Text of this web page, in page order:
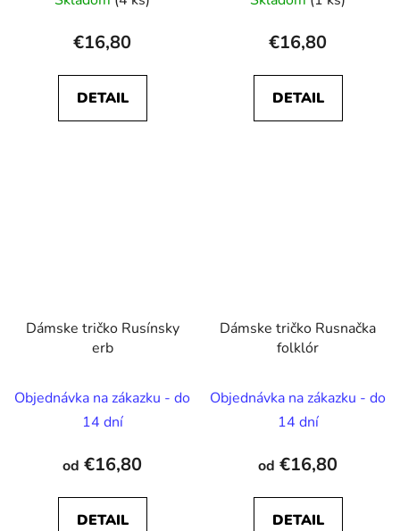
€16,80
DETAIL
€16,80
DETAIL
Dámske tričko Rusínsky
erb
Objednávka na zákazku - do
14 dní
od €16,80
DETAIL
Dámske tričko Rusnačka
folklór
Objednávka na zákazku - do
14 dní
od €16,80
DETAIL